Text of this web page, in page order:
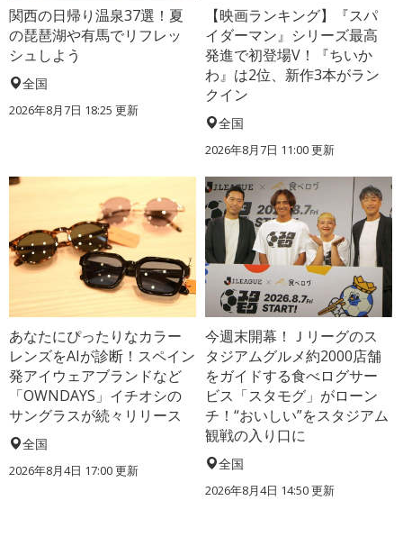
関西の日帰り温泉37選！夏
の琵琶湖や有馬でリフレッ
シュしよう
全国
2026年8月7日 18:25 更新
【映画ランキング】『スパ
イダーマン』シリーズ最高
発進で初登場V！『ちいか
わ』は2位、新作3本がラン
クイン
全国
2026年8月7日 11:00更新
あなたにぴったりなカラー
レンズをAIが診断！スペイン
発アイウェアブランドなど
「OWNDAYS」イチオシの
サングラスが続々リリース
全国
2026年8月4日 17:00更新
今週末開幕！Ｊリーグのス
タジアムグルメ約2000店舗
をガイドする食べログサー
ビス「スタモグ」がローン
チ！“おいしい”をスタジアム
観戦の入り口に
全国
2026年8月4日 14:50更新